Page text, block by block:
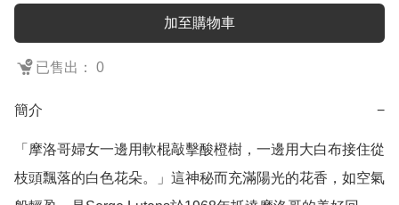
加至購物車
已售出： 0
簡介 −
「摩洛哥婦女一邊用軟棍敲擊酸橙樹，一邊用大白布接住從
枝頭飄落的白色花朵。」這神秘而充滿陽光的花香，如空氣